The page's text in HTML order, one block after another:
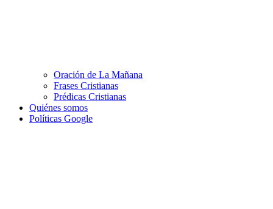
Oración de La Mañana
Frases Cristianas
Prédicas Cristianas
Quiénes somos
Políticas Google